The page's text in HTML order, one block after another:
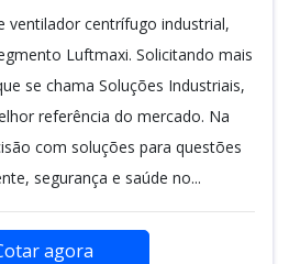
ventilador centrífugo industrial,
Luftmaxi. Solicitando mais
se chama Soluções Industriais,
referência do mercado. Na
com soluções para questões
segurança e saúde no...
agora